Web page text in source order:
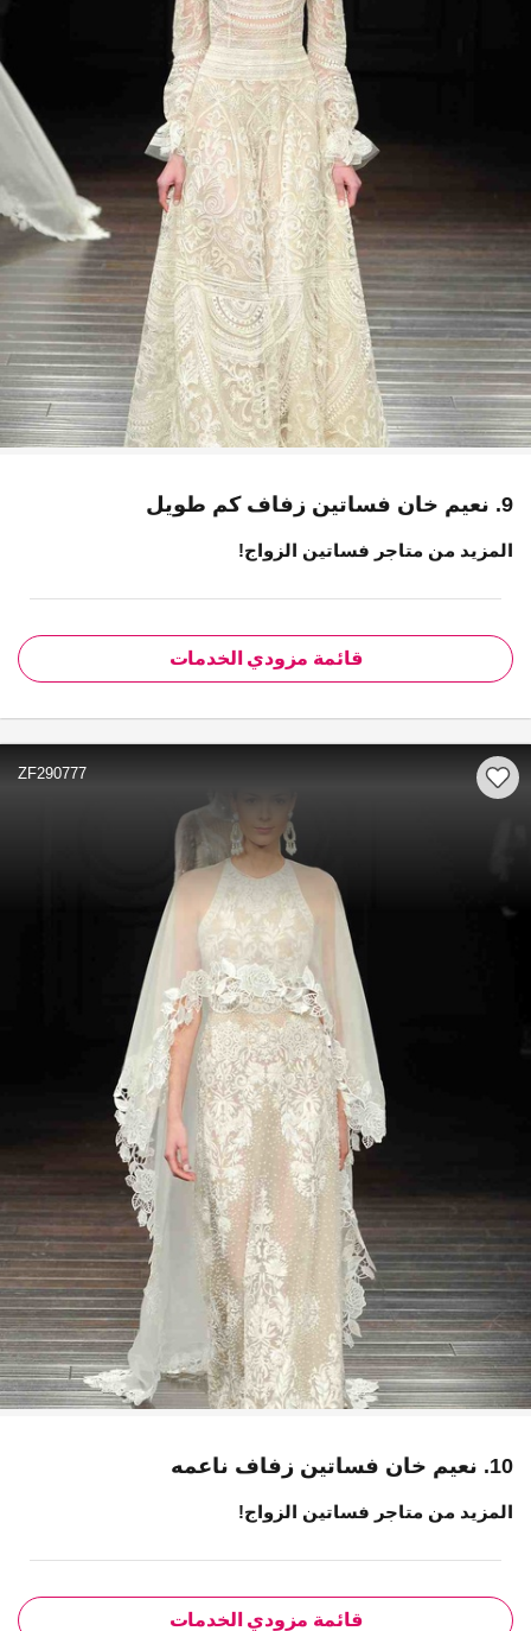
9. نعيم خان فساتين زفاف كم طويل
المزيد من متاجر فساتين الزواج!
قائمة مزودي الخدمات
ZF290777
10. نعيم خان فساتين زفاف ناعمه
المزيد من متاجر فساتين الزواج!
قائمة مزودي الخدمات